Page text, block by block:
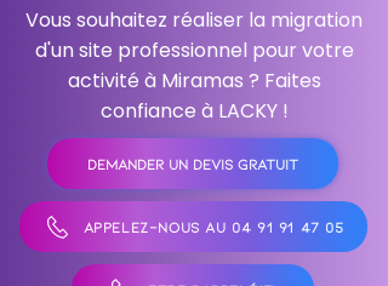
Vous souhaitez réaliser la migration
d'un site professionnel pour votre
activité à Miramas ? Faites
confiance à LACKY !
DEMANDER UN DEVIS GRATUIT
APPELEZ-NOUS AU 04 91 91 47 05